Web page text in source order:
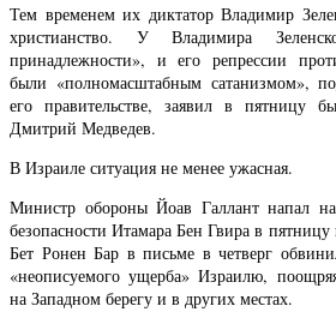
Тем временем их диктатор Владимир
христианство. У Владимира
принадлежности», и его репрессии
были «полномасштабным сатанизмом»,
его правительстве, заявил в пятницу
Дмитрий Медведев.
В Израиле ситуация не менее ужасная.
Министр обороны Йоав Галлант напал
безопасности Итамара Бен Гвира в
Бет Ронен Бар в письме в четверг
«неописуемого ущерба» Израилю,
на Западном берегу и в других местах.